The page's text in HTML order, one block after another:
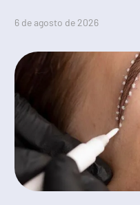
6 de agosto de 2026